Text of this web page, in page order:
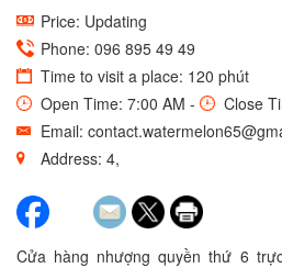
Price: Updating
Phone: 096 895 49 49
Time to visit a place: 120 phút
Open Time: 7:00 AM -
Close
Email:
Address: 4,
Cửa hàng nhượng quyền thứ 6